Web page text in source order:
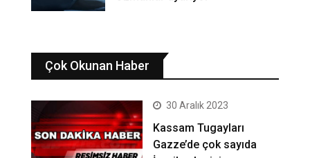
Çok Okunan Haber
30 Aralık 2023
Kassam Tugayları
Gazze’de çok sayıda